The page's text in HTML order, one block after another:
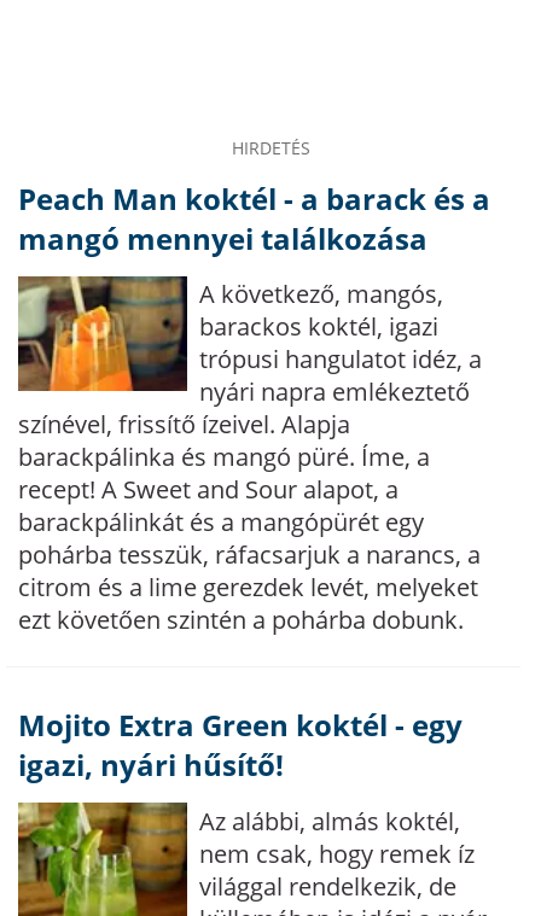
HIRDETÉS
Peach Man koktél - a barack és a
mangó mennyei találkozása
A következő, mangós,
barackos koktél, igazi
trópusi hangulatot idéz, a
nyári napra emlékeztető
színével, frissítő ízeivel. Alapja
barackpálinka és mangó püré. Íme, a
recept! A Sweet and Sour alapot, a
barackpálinkát és a mangópürét egy
pohárba tesszük, ráfacsarjuk a narancs, a
citrom és a lime gerezdek levét, melyeket
ezt követően szintén a pohárba dobunk.
Mojito Extra Green koktél - egy
igazi, nyári hűsítő!
Az alábbi, almás koktél,
nem csak, hogy remek íz
világgal rendelkezik, de